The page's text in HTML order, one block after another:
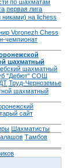
по шахматам
первая лига
на lichess
Voronezh Chess
чемпионат
шахматный
шахматный
"Дебют" СОШ
Труд-Черноземье
шахматный
сайт
Шахматисты
Тамбов